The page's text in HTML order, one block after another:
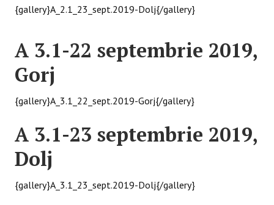
{gallery}A_2.1_23_sept.2019-Dolj{/gallery}
A 3.1-22 septembrie 2019,
Gorj
{gallery}A_3.1_22_sept.2019-Gorj{/gallery}
A 3.1-23 septembrie 2019,
Dolj
{gallery}A_3.1_23_sept.2019-Dolj{/gallery}